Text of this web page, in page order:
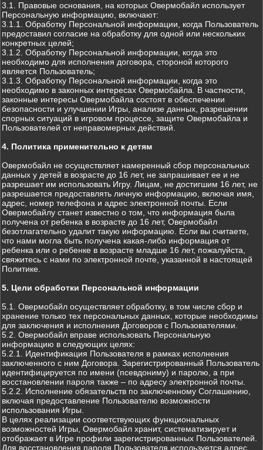
3.1. Правовые основания, на которых Овермобайл использует
Персональную информацию, включают:
3.1.1. Обработку Персональной информации, когда Пользователь
предоставил согласие на обработку для одной или нескольких
конкретных целей;
3.1.2. Обработку Персональной информации, когда это
необходимо для исполнения договора, стороной которого
является Пользователь;
3.1.3. Обработку Персональной информации, когда это
необходимо в законных интересах Овермобайла. В частности,
законные интересы Овермобайла состоят в обеспечении
безопасности и улучшении Игры, анализе данных, разрешении
спорных ситуаций в игровом процессе, защите Овермобайла и
Пользователей от неправомерных действий.
4. Политика применительно к детям
Овермобайл не осуществляет намеренный сбор персональных
данных у детей в возрасте до 16 лет, не запрашивает ее и не
разрешает им использовать Игру. Лицам, не достигшим 16 лет, не
разрешается предоставлять личную информацию, включая имя,
адрес, номер телефона и адрес электронной почты. Если
Овермобайлу станет известно о том, что информация была
получена от ребенка в возрасте до 16 лет, Овермобайл
безотлагательно удалит такую информацию. Если вы считаете,
что нами могла быть получена какая-либо информация от
ребенка или о ребенке в возрасте младше 16 лет, пожалуйста,
свяжитесь с нами по электронной почте, указанной в настоящей
Политике.
5. Цели обработки Персональной информации
5.1. Овермобайл осуществляет обработку, в том числе сбор и
хранение только тех персональных данных, которые необходимы
для заключения и исполнения Договоров с Пользователями.
5.2. Овермобайл вправе использовать Персональную
информацию в следующих целях:
5.2.1. Идентификация Пользователя в рамках исполнения
заключенного с ним Договора. Зарегистрированный Пользователь
идентифицируется по имени (псевдониму) и паролю, а при
восстановлении пароля также – по адресу электронной почты.
5.2.2. Исполнение обязательств по заключенному Соглашению,
включая предоставление Пользователю возможности
использования Игры.
В целях реализации соответствующих функциональных
возможностей Игры, Овермобайл хранит, систематизирует и
отображает в Игре профили зарегистрированных Пользователей.
Для восстановления пароля Пользователя используется адрес